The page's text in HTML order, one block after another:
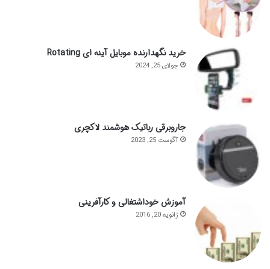
خرید نگهدارنده موبایل آینه ای Rotating
جولای 25, 2024
جاروبرقی رباتیک هوشمند لاکچری
آگوست 25, 2023
آموزش خوداشتغالی و کارآفرینی
ژانویه 20, 2016